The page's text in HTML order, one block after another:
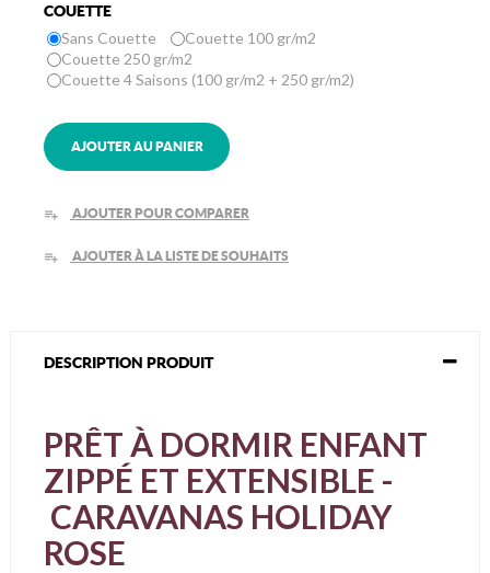
COUETTE
Sans Couette
Couette 100 gr/m2
Couette 250 gr/m2
Couette 4 Saisons (100 gr/m2 + 250 gr/m2)
AJOUTER AU PANIER
playlist_add AJOUTER POUR COMPARER
playlist_add AJOUTER À LA LISTE DE SOUHAITS
DESCRIPTION PRODUIT
PRÊT À DORMIR ENFANT
ZIPPÉ ET EXTENSIBLE -
CARAVANAS HOLIDAY
ROSE